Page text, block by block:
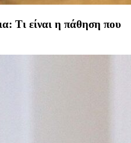
Τι είναι η πάθηση που